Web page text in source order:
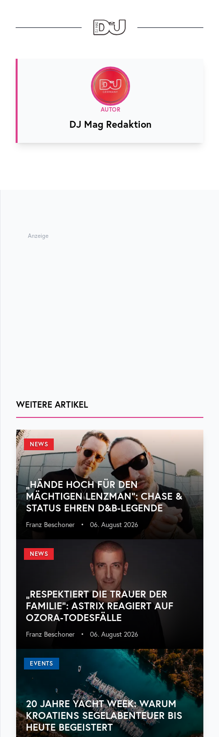
AUTOR
DJ Mag Redaktion
Anzeige
WEITERE ARTIKEL
NEWS
„HÄNDE HOCH FÜR DEN
MÄCHTIGEN LENZMAN“: CHASE &
STATUS EHREN D&B-LEGENDE
Franz Beschoner • 06. August 2026
NEWS
„RESPEKTIERT DIE TRAUER DER
FAMILIE“: ASTRIX REAGIERT AUF
OZORA-TODESFÄLLE
Franz Beschoner • 06. August 2026
EVENTS
20 JAHRE YACHT WEEK: WARUM
KROATIENS SEGELABENTEUER BIS
HEUTE BEGEISTERT